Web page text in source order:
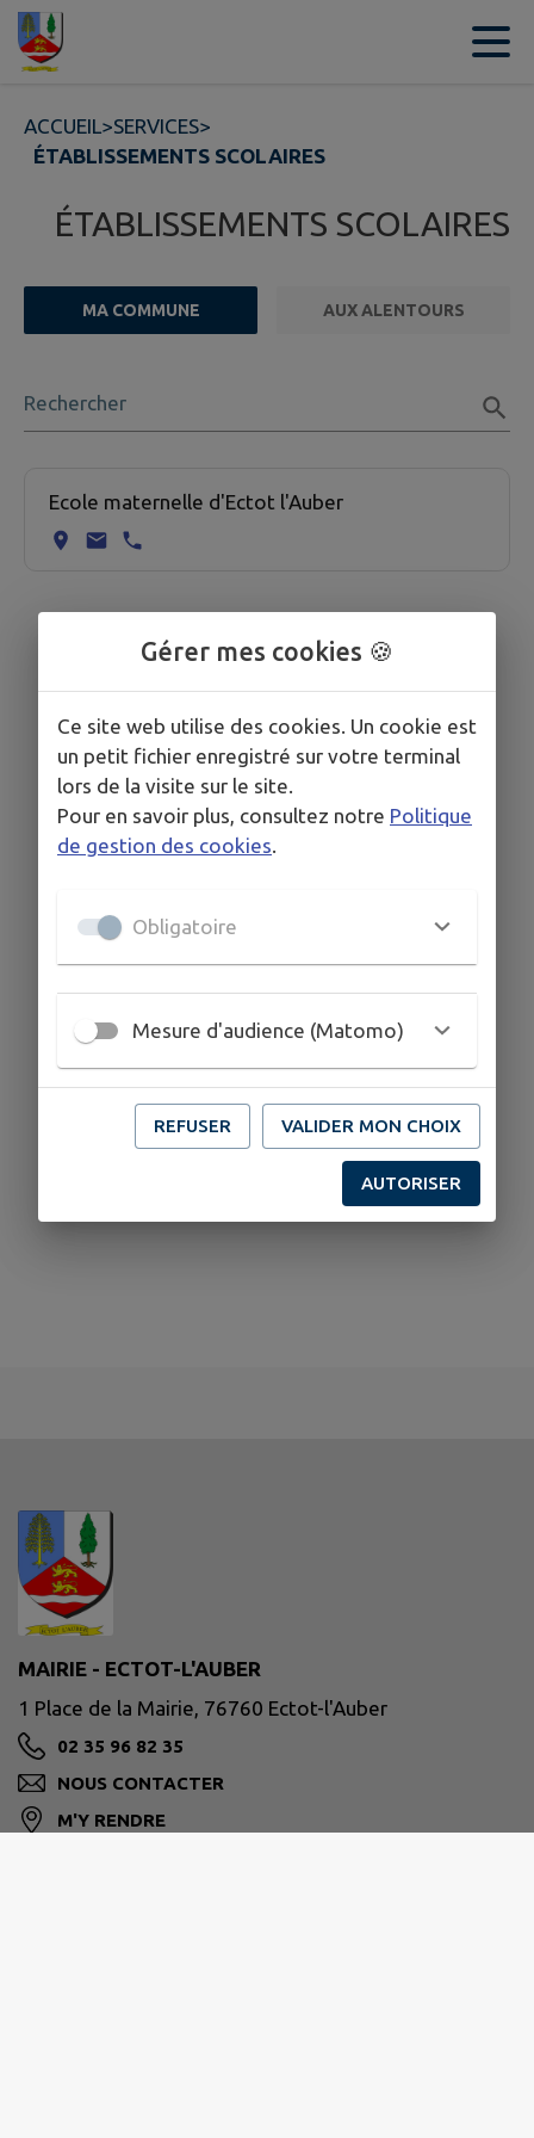
Contenu
ACCUEIL>SERVICES>
ÉTABLISSEMENTS SCOLAIRES
ÉTABLISSEMENTS SCOLAIRES
MA COMMUNE AUX ALENTOURS
Rechercher
Ecole maternelle d'Ectot l'Auber
MAIRIE - ECTOT-L'AUBER
1 Place de la Mairie, 76760 Ectot-l'Auber
02 35 96 82 35
NOUS CONTACTER
M'Y RENDRE
Gérer mes cookies 🍪
Ce site web utilise des cookies. Un cookie est
un petit fichier enregistré sur votre terminal
lors de la visite sur le site.
Pour en savoir plus, consultez notre Politique
de gestion des cookies
Obligatoire
Mesure d'audience (Matomo)
REFUSER VALIDER MON CHOIX
AUTORISER